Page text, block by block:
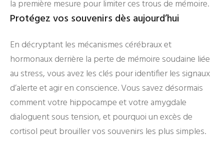
la première mesure pour limiter ces trous de mémoire.
Protégez vos souvenirs dès aujourd’hui
En décryptant les mécanismes cérébraux et
hormonaux derrière la perte de mémoire soudaine liée
au stress, vous avez les clés pour identifier les signaux
d’alerte et agir en conscience. Vous savez désormais
comment votre hippocampe et votre amygdale
dialoguent sous tension, et pourquoi un excès de
cortisol peut brouiller vos souvenirs les plus simples.